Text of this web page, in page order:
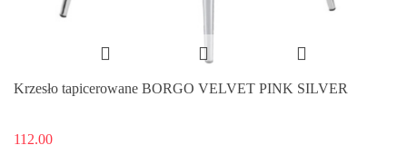
Krzesło tapicerowane BORGO VELVET PINK SILVER
112.00